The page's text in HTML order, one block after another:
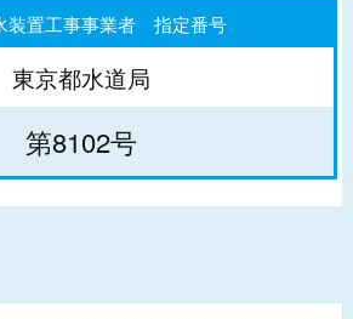
装置工事事業者 指定番号
東京都水道局
第8102号